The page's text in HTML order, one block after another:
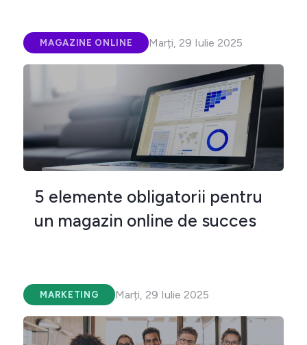
MAGAZINE ONLINE Marți, 29 Iulie 2025
5 elemente obligatorii pentru
un magazin online de succes
MARKETING Marți, 29 Iulie 2025